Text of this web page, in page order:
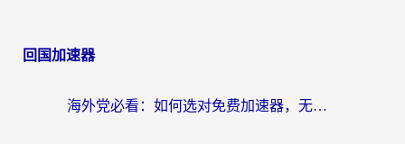
回国加速器
海外党必看：如何选对免费加速器，无缝访问国内资源不踩坑？